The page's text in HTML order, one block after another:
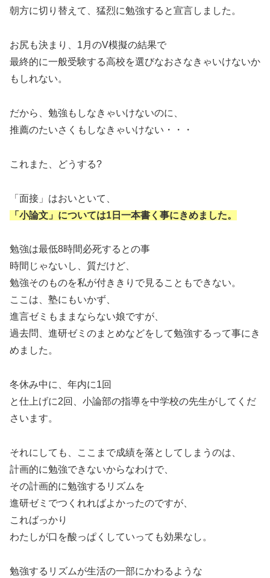
朝方に切り替えて、猛烈に勉強すると宣言しました。
お尻も決まり、1月のV模擬の結果で
最終的に一般受験する高校を選びなおさなきゃいけないか
もしれない。
だから、勉強もしなきゃいけないのに、
推薦のたいさくもしなきゃいけない・・・
これまた、どうする?
「面接」はおいといて、
「小論文」については1日一本書く事にきめました。
勉強は最低8時間必死するとの事
時間じゃないし、質だけど、
勉強そのものを私が付ききりで見ることもできない。
ここは、塾にもいかず、
進言ゼミもままならない娘ですが、
過去問、進研ゼミのまとめなどをして勉強するって事にき
めました。
冬休み中に、年内に1回
と仕上げに2回、小論部の指導を中学校の先生がしてくだ
さいます。
それにしても、ここまで成績を落としてしまうのは、
計画的に勉強できないからなわけで、
その計画的に勉強するリズムを
進研ゼミでつくれればよかったのですが、
こればっかり
わたしが口を酸っぱくしていっても効果なし。
勉強するリズムが生活の一部にかわるような